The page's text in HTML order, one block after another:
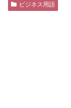
ビジネス用語